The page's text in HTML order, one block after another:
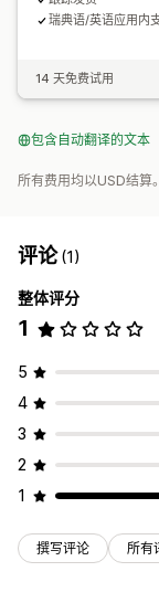
瑞典语/英语应用内
14 天免费试用
包含自动翻译的文本
所有费用均以USD结算
评论(1)
整体评分
1
5
4
3
2
1
撰写评论 所有